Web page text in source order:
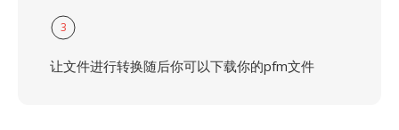
3
让文件进行转换随后你可以下载你的pfm文件